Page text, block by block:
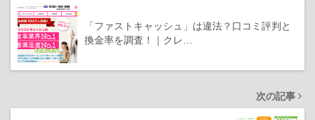
「ファストキャッシュ」は違法？口コミ評判と
換金率を調査！｜クレ…
次の記事